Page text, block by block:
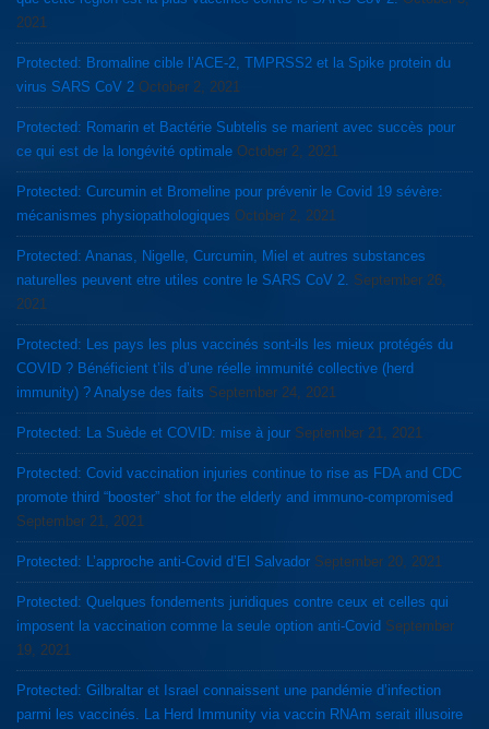
2021
Protected: Bromaline cible l’ACE-2, TMPRSS2 et la Spike protein du
virus SARS CoV 2 October 2, 2021
Protected: Romarin et Bactérie Subtelis se marient avec succès pour
ce qui est de la longévité optimale October 2, 2021
Protected: Curcumin et Bromeline pour prévenir le Covid 19 sévère:
mécanismes physiopathologiques October 2, 2021
Protected: Ananas, Nigelle, Curcumin, Miel et autres substances
naturelles peuvent etre utiles contre le SARS CoV 2. September 26,
2021
Protected: Les pays les plus vaccinés sont-ils les mieux protégés du
COVID ? Bénéficient t’ils d’une réelle immunité collective (herd
immunity) ? Analyse des faits September 24, 2021
Protected: La Suède et COVID: mise à jour September 21, 2021
Protected: Covid vaccination injuries continue to rise as FDA and CDC
promote third “booster” shot for the elderly and immuno-compromised
September 21, 2021
Protected: L’approche anti-Covid d’El Salvador September 20, 2021
Protected: Quelques fondements juridiques contre ceux et celles qui
imposent la vaccination comme la seule option anti-Covid September
19, 2021
Protected: Gilbraltar et Israel connaissent une pandémie d’infection
parmi les vaccinés. La Herd Immunity via vaccin RNAm serait illusoire